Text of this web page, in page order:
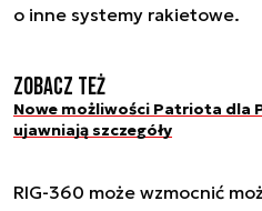
o inne systemy rakietowe.
Zobacz też
Nowe możliwości Patriota dla
ujawniają szczegóły
RIG-360 może wzmocnić